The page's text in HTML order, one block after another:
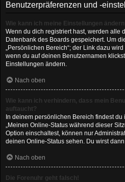
Benutzerpräferenzen und -
Wie kann ich meine Einstellungen
Wenn du dich registriert hast, werden alle
Datenbank des Boards gespeichert. Um
„Persönlichen Bereich“; der Link dazu
wenn du auf deinen Benutzernamen
Einstellungen ändern.
Nach oben
Wie kann ich verhindern, dass mein
auftaucht?
In deinem persönlichen Bereich findest
„Meinen Online-Status während dieser
Option einschaltest, können nur
deinen Online-Status sehen. Du wirst
Nach oben
Die Forenuhr geht falsch!